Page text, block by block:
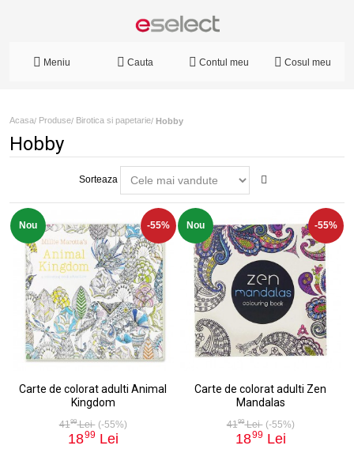
Meniu Cauta Contul meu Cosul meu
Acasa/ Produse/ Birotica si papetarie/ Hobby
Hobby
Sorteaza
Nou -55%
Carte de colorat adulti Animal
Kingdom
4199Lei (-55%)
1899 Lei
Nou -55%
Carte de colorat adulti Zen
Mandalas
4199Lei (-55%)
1899 Lei